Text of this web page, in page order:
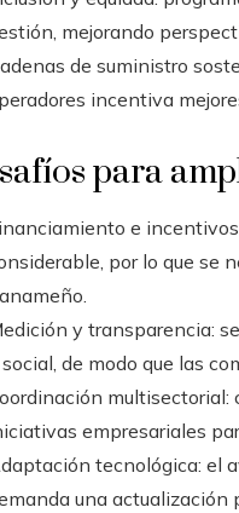
mejorando
de suministro
incentiva
para
e
por lo que se
y transparencia:
de modo que las
empresariales
tecnológica: el
una actualización